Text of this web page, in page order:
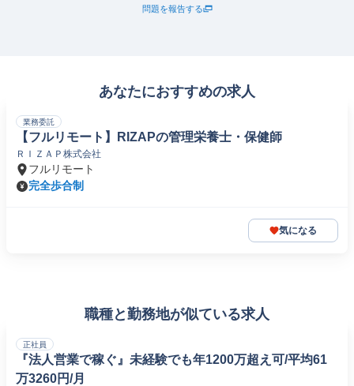
問題を報告する
あなたにおすすめの求人
業務委託
【フルリモート】RIZAPの管理栄養士・保健師
ＲＩＺＡＰ株式会社
フルリモート
完全歩合制
気になる
職種と勤務地が似ている求人
正社員
『法人営業で稼ぐ』未経験でも年1200万超え可/平均61
万3260円/月